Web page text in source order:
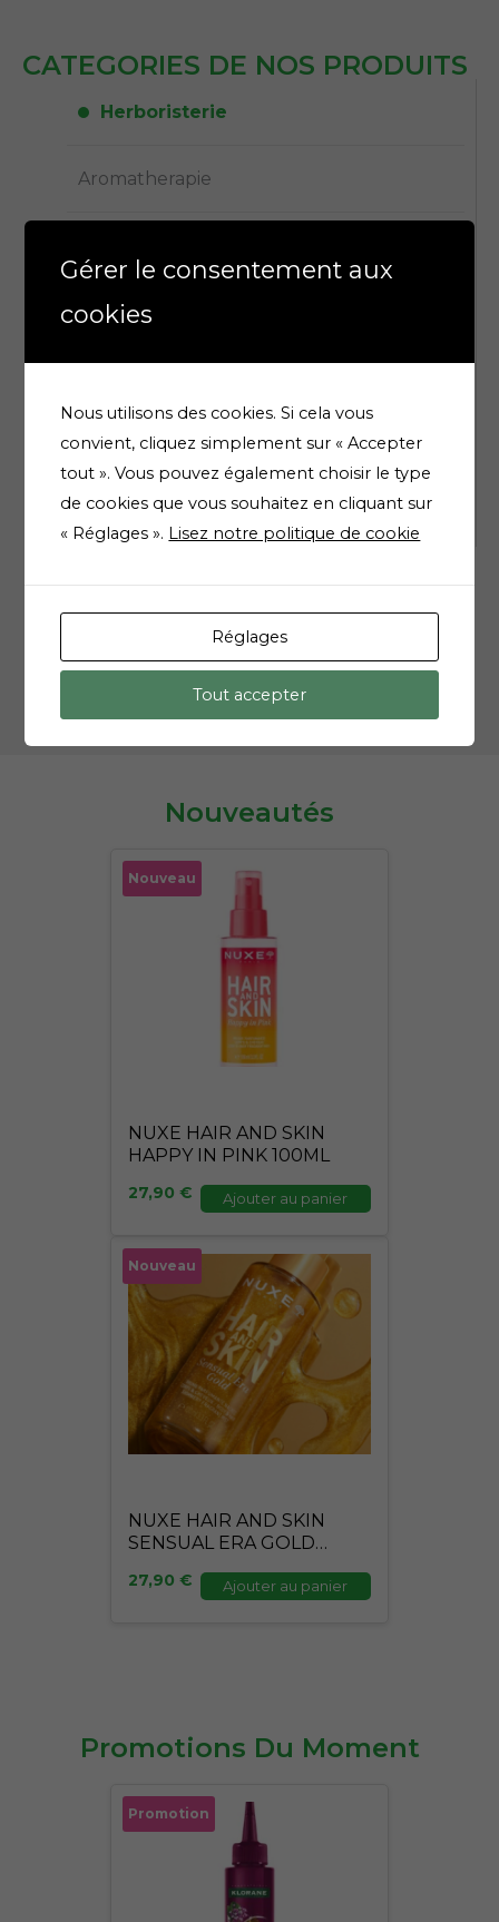
CATEGORIES DE NOS PRODUITS
Herboristerie
Aromatherapie
Parapharmacie
Materiel medical
Vétérinaire
Nouveautés
Nouveau
NUXE HAIR AND SKIN
HAPPY IN PINK 100ML
27,90 € Ajouter au panier
Nouveau
NUXE HAIR AND SKIN
SENSUAL ERA GOLD
27,90 € Ajouter au panier
Promotions Du Moment
Promotion
Le
prix
Le
prix
24,90 €.
Gérer le consentement aux
cookies
Nous utilisons des cookies. Si cela vous
convient, cliquez simplement sur « Accepter
tout ». Vous pouvez également choisir le type
de cookies que vous souhaitez en cliquant sur
« Réglages ». Lisez notre politique de cookie
Réglages
Tout accepter